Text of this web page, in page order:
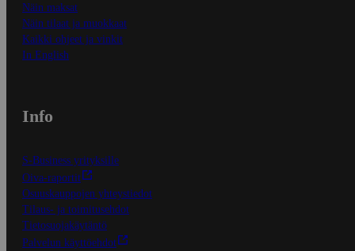
Näin maksat
Näin tilaat ja muokkaat
Kaikki ohjeet ja vinkit
In English
Info
S-Business yrityksille
Oiva-raportit
Osuuskauppojen yhteystiedot
Tilaus- ja toimitusehdot
Tietosuojakäytäntö
Palvelun käyttöehdot